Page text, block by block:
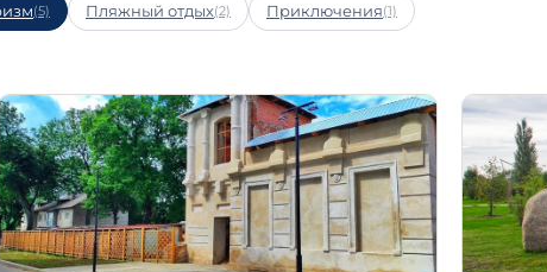
(5) Пляжный отдых(2) Приключения(1)